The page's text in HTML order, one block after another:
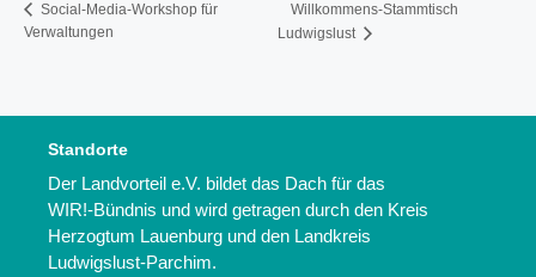
Social-Media-Workshop für
Verwaltungen
Willkommens-Stammtisch
Ludwigslust
Standorte
Der Landvorteil e.V. bildet das Dach für das
WIR!-Bündnis und wird getragen durch den Kreis
Herzogtum Lauenburg und den Landkreis
Ludwigslust-Parchim.